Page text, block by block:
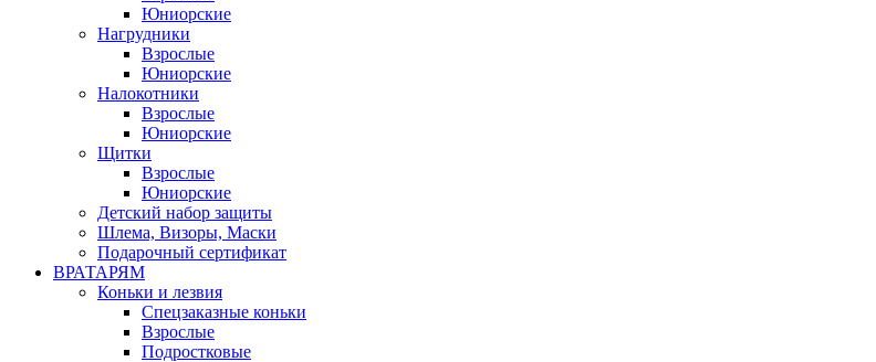
Юниорские
Нагрудники
Взрослые
Юниорские
Налокотники
Взрослые
Юниорские
Щитки
Взрослые
Юниорские
Детский набор защиты
Шлема, Визоры, Маски
Подарочный сертификат
ВРАТАРЯМ
Коньки и лезвия
Спецзаказные коньки
Взрослые
Подростковые